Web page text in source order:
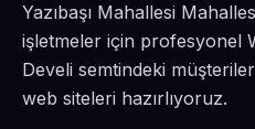
Yazıbaşı Mahallesi
işletmeler için profesyonel
Develi semtindeki
web siteleri hazırlıyoruz.